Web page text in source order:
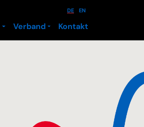
Verband Kontakt
DE EN